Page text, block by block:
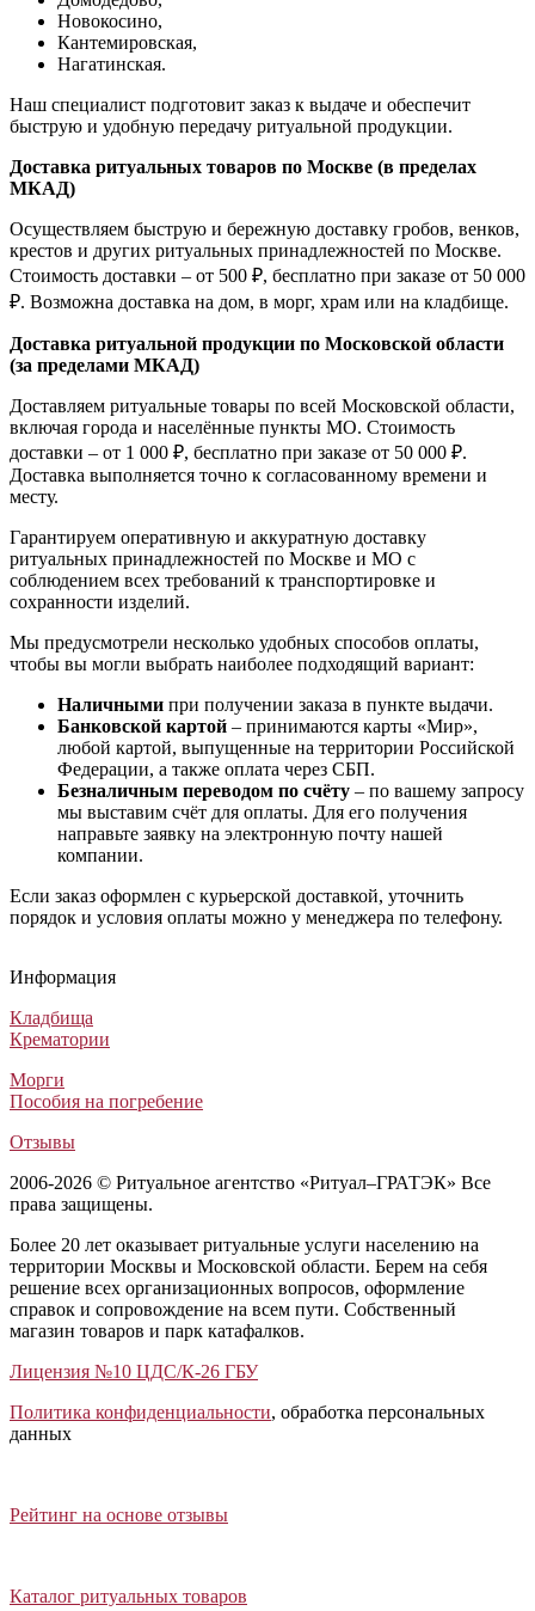
Новокосино,
Кантемировская,
Нагатинская.
Наш специалист подготовит заказ к выдаче и обеспечит
быструю и удобную передачу ритуальной продукции.
Доставка ритуальных товаров по Москве (в пределах
МКАД)
Осуществляем быструю и бережную доставку гробов, венков,
крестов и других ритуальных принадлежностей по Москве.
Стоимость доставки – от 500 ₽, бесплатно при заказе от 50 000
₽. Возможна доставка на дом, в морг, храм или на кладбище.
Доставка ритуальной продукции по Московской области
(за пределами МКАД)
Доставляем ритуальные товары по всей Московской области,
включая города и населённые пункты МО. Стоимость
доставки – от 1 000 ₽, бесплатно при заказе от 50 000 ₽.
Доставка выполняется точно к согласованному времени и
месту.
Гарантируем оперативную и аккуратную доставку
ритуальных принадлежностей по Москве и МО с
соблюдением всех требований к транспортировке и
сохранности изделий.
Мы предусмотрели несколько удобных способов оплаты,
чтобы вы могли выбрать наиболее подходящий вариант:
Наличными при получении заказа в пункте выдачи.
Банковской картой – принимаются карты «Мир»,
любой картой, выпущенные на территории Российской
Федерации, а также оплата через СБП.
Безналичным переводом по счёту – по вашему запросу
мы выставим счёт для оплаты. Для его получения
направьте заявку на электронную почту нашей
компании.
Если заказ оформлен с курьерской доставкой, уточнить
порядок и условия оплаты можно у менеджера по телефону.
Гробы обитые тканью
Лакированные гробы
Мусульманские гробы
Лакированные гробы
Информация
Кладбища
Крематории
Морги
Пособия на погребение
Отзывы
2006-2026 © Ритуальное агентство «Ритуал–ГРАТЭК» Все
права защищены.
Более 20 лет оказывает ритуальные услуги населению на
территории Москвы и Московской области. Берем на себя
решение всех организационных вопросов, оформление
справок и сопровождение на всем пути. Собственный
магазин товаров и парк катафалков.
Лицензия №10 ЦДС/К-26 ГБУ
Политика конфиденциальности, обработка персональных
данных
Рейтинг на основе отзывы
Каталог ритуальных товаров